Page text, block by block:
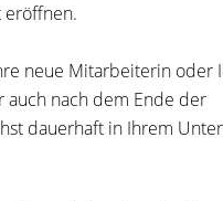
eröffnen.
neue Mitarbeiterin oder
nach dem Ende der
dauerhaft in Ihrem